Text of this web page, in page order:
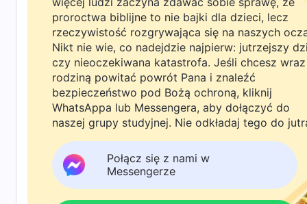
obietnice? Czy pamiętał moje dobre uczynki? Jaki
błogosławieństwa?… Każdy człowiek stale i
do Boga żądania wynikające z tych motywacji,
nieustannie wystawia Boga na próbę, nieustannie
się z Bogiem o swój koniec, a także próbując
dać mu to, czego chce czy nie. Człowiek
Zawsze starał się targować z Bogiem, nieustannie
każdym kroku, próbując wziąć kilometr po
próbuje targować się z Bogiem, również spiera się
lub znajdują się w pewnych sytuacjach, często stają
Boga. Człowiek, od kiedy po raz pierwszy zaczął
proroctwa biblijne to nie bajki dla dzieci, lecz
rzeczywistość rozgrywająca się na naszych
Nikt nie wie, co nadejdzie najpierw: jutrzejszy
czy nieoczekiwana katastrofa. Jeśli chcesz
rodziną powitać powrót Pana i znaleźć
bezpieczeństwo pod Bożą ochroną, kliknij
WhatsAppa lub Messengera, aby dołączyć do
naszej grupy studyjnej. Nie odkładaj tego do
Połącz się z nami w
Messengerze